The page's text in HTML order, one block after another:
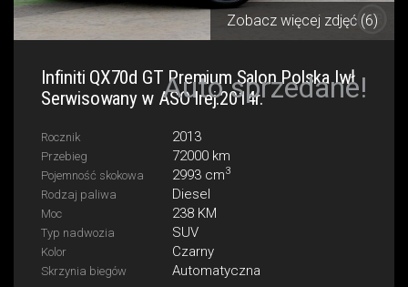
Zobacz więcej zdjęć (6)
Infiniti QX70d GT Premium Salon Polska Iwł
Serwisowany w ASO Irej:2014r.Auto sprzedane!
Rocznik 2013
Przebieg 72000 km
Pojemność skokowa 2993 cm3
Rodzaj paliwa Diesel
Moc 238 KM
Typ nadwozia SUV
Kolor Czarny
Skrzynia biegów Automatyczna